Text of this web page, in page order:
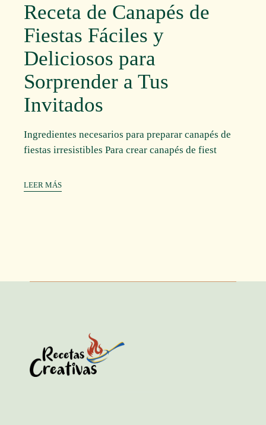
Receta de Canapés de
Fiestas Fáciles y
Deliciosos para
Sorprender a Tus
Invitados
Ingredientes necesarios para preparar canapés de
fiestas irresistibles Para crear canapés de fiest
LEER MÁS